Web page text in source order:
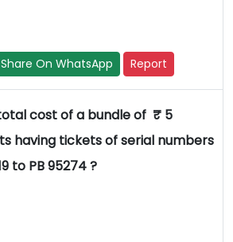
Share On WhatsApp Report
cost of a bundle of ₹ 5
having tickets of serial numbers
to PB 95274 ?